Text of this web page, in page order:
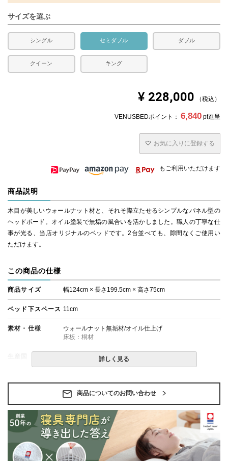
サイズを選ぶ
シングル セミダブル ダブル
クイーン キング
¥ 228,000 税込
VENUSBEDポイント： 6,840 pt進呈
お気に入りに登録する
もご利用いただけます
商品説明
木目が美しいウォールナット材と、それそ際立たせるシンプルなパネル型の
ヘッドボード。オイル塗装で無垢の風合いを活かしました。職人の丁寧な仕
事が光る、当店オリジナルのベッドです。2台並べても、隙間なくご使用い
ただけます。
この商品の仕様
商品サイズ 幅124cm × 長さ199.5cm × 高さ75cm
ベッド下スペース 11cm
素材・仕様
ウォールナット無垢材/オイル仕上げ
床板：桐材
・この商品は組み立て式です。
・ベッドフレームのみの金額です。
※北海道・沖縄・離島等一部地域へのお届けは別途送料
が発生する場合がございます。また発送予定も変更にな
る場合があります。
詳しく見る
商品についてのお問い合わせ